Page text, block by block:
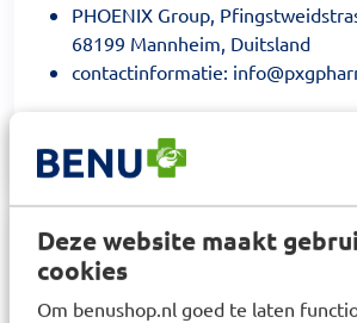
Deze website maakt
cookies
Om benushop.nl goed te laten
PHOENIX Group,
68199 Mannheim, Duitsland
contactinformatie:
Samenstelling
AQUA, SORBITOL, HYDRATED